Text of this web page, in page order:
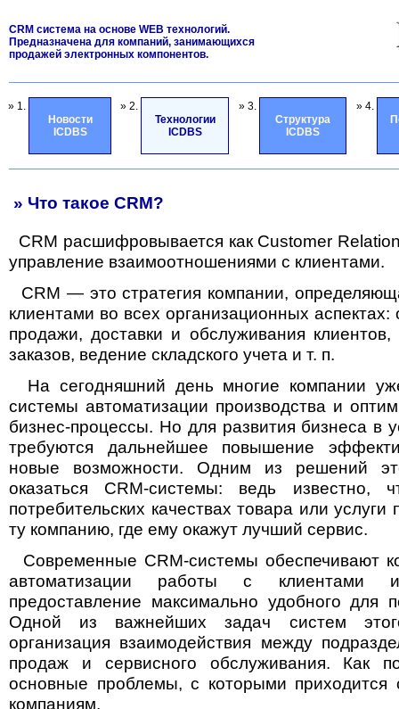
CRM система на основе WEB технологий.
Предназначена для компаний, занимающихся
продажей электронных компонентов.
» 1.
Новости
ICDBS
» 2.
Технологии
ICDBS
» 3.
Структура
ICDBS
» 4.
» Что такое CRM?
СRM расшифровывается как Customer
управление взаимоотношениями с клиентами.
CRM — это стратегия компании,
клиентами во всех организационных аспектах:
продажи, доставки и обслуживания клиентов,
заказов, ведение складского учета и т. п.
На сегодняшний день многие компании
системы автоматизации производства и
бизнес-процессы. Но для развития бизнеса в
требуются дальнейшее повышение
новые возможности. Одним из решений
оказаться CRM-системы: ведь известно,
потребительских качествах товара или услуги
ту компанию, где ему окажут лучший сервис.
Современные CRM-системы обеспечивают
автоматизации работы с клиентами
предоставление максимально удобного для
Одной из важнейших задач систем
организация взаимодействия между
продаж и сервисного обслуживания. Как
основные проблемы, с которыми приходится
компаниям.